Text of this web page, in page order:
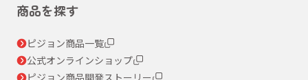
商品を探す
ピジョン商品一覧
公式オンラインショップ
ピジョン商品開発ストーリー